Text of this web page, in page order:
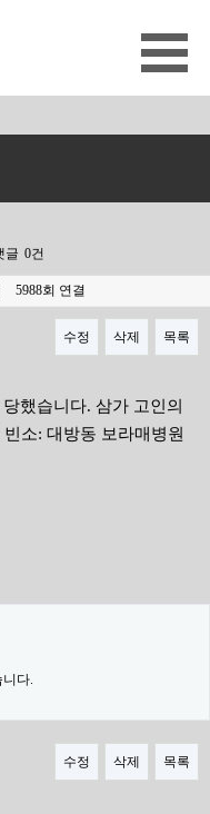
글 0건
5988회 연결
수정 삭제 목록
했습니다. 삼가 고인의
소: 대방동 보라매병원
다.
수정 삭제 목록